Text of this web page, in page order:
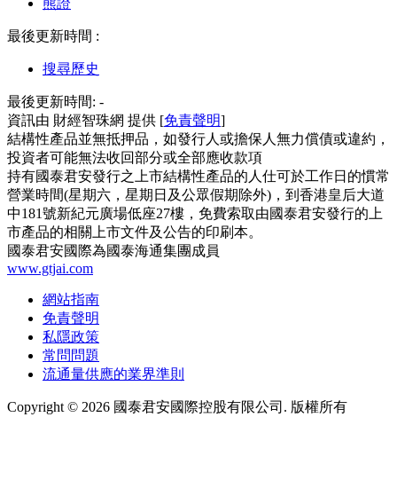
最後更新時間 :
搜尋歷史
最後更新時間: -
資訊由 財經智珠網 提供 [免責聲明]
結構性產品並無抵押品，如發行人或擔保人無力償債或違約，
投資者可能無法收回部分或全部應收款項
持有國泰君安發行之上市結構性產品的人仕可於工作日的慣常
營業時間(星期六，星期日及公眾假期除外)，到香港皇后大道
中181號新紀元廣場低座27樓，免費索取由國泰君安發行的上
市產品的相關上市文件及公告的印刷本。
國泰君安國際為國泰海通集團成員
www.gtjai.com
網站指南
免責聲明
私隱政策
常問問題
流通量供應的業界準則
Copyright © 2026 國泰君安國際控股有限公司. 版權所有